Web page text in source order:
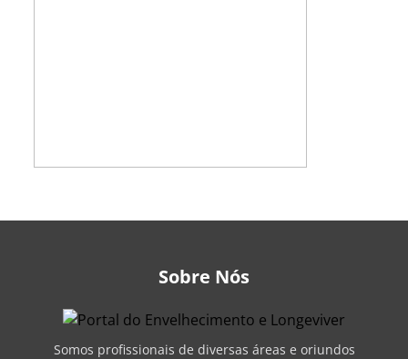
Sobre Nós
Somos profissionais de diversas áreas e oriundos